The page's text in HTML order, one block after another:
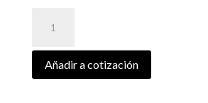
KUWAIT
quantity
Añadir a cotización